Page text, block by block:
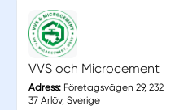
VVS och Microcement
Adress:Företagsvägen 29, 232
37 Arlöv, Sverige